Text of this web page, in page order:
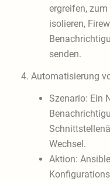
ergreifen,
isolieren,
senden.
4. Automatisierung
Szenario: Ein
Wechsel.
Aktion: